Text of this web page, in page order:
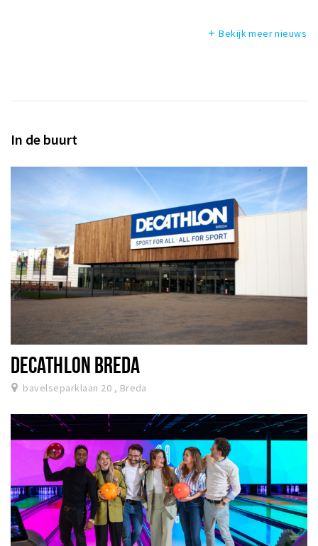
add Bekijk meer nieuws
In de buurt
DECATHLON BREDA
bavelseparklaan 20 , Breda